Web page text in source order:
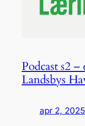
Podcast s2
Landsbys
apr 2, 2025